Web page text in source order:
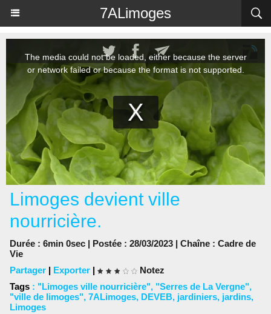
7ALimoges
Limoges devient ville
nourricière.
Durée : 6min 0sec | Postée : 28/03/2023 | Chaîne : Cadre de
Vie
Partager | Exporter |
Notez
Tags : "Limoges ville nourricière", "Serres de La Vergne",
"ville de limoges", 7ALimoges, DEVEB, jardiniers, jardins,
Limoges